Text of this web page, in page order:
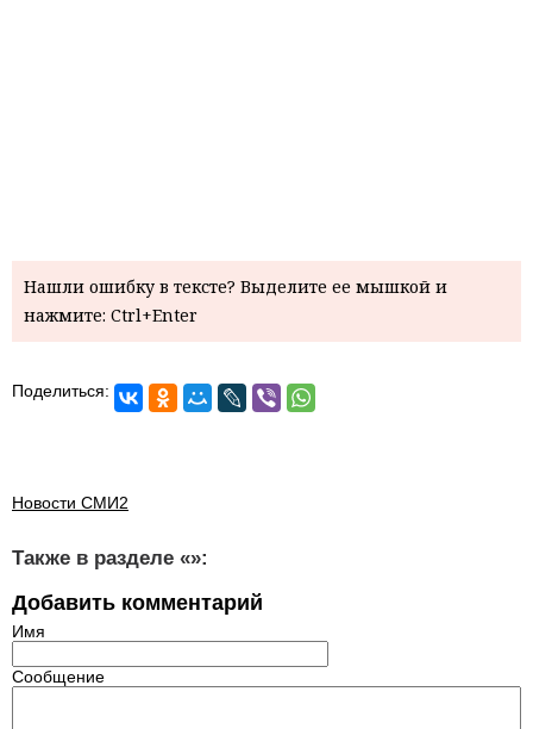
Нашли ошибку в тексте? Выделите ее мышкой и
нажмите: Ctrl+Enter
Поделиться:
Новости СМИ2
Также в разделе «»:
Добавить комментарий
Имя
Сообщение